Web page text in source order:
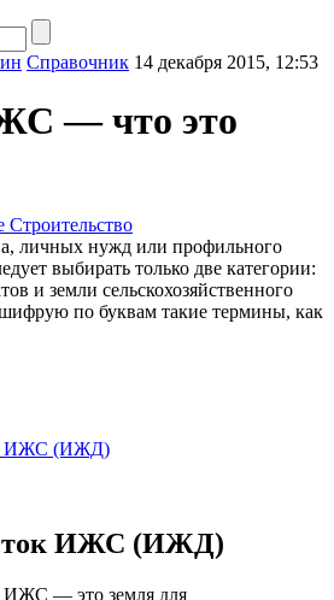
Справочник 14 декабря 2015, 12:53
— что это
личных нужд или профильного
выбирать только две категории:
и земли сельскохозяйственного
по буквам такие термины, как
ИЖС (ИЖД)
ИЖС (ИЖД)
ИЖС — это земля для